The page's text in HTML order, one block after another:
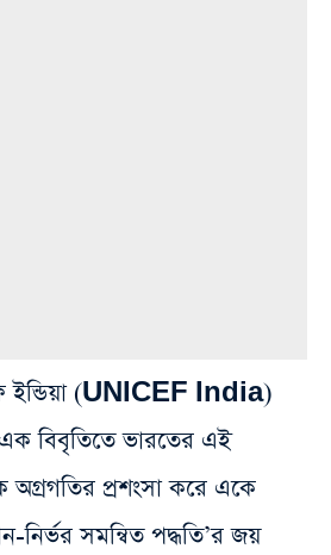
ইন্ডিয়া (UNICEF India)
বিবৃতিতে ভারতের এই
অগ্রগতির প্রশংসা করে একে
নির্ভর সমন্বিত পদ্ধতি’র জয়